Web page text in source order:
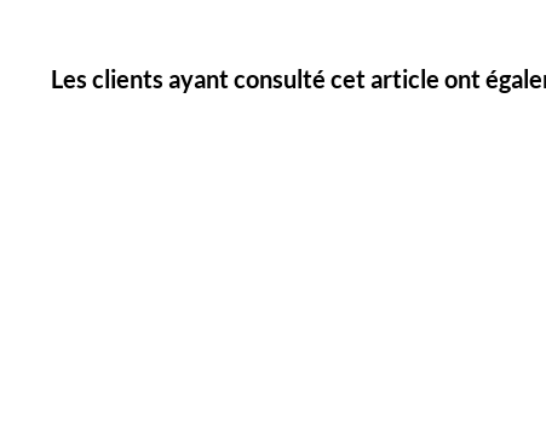
Les clients ayant consulté cet article ont